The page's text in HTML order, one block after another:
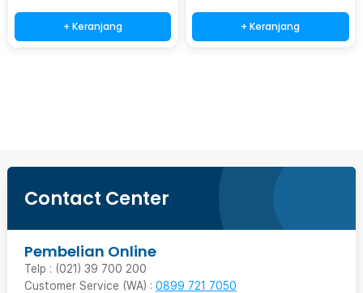
+ Keranjang + Keranjang
Contact Center
Pembelian Online
Telp : (021) 39 700 200
Customer Service (WA) : 0899 721 7050